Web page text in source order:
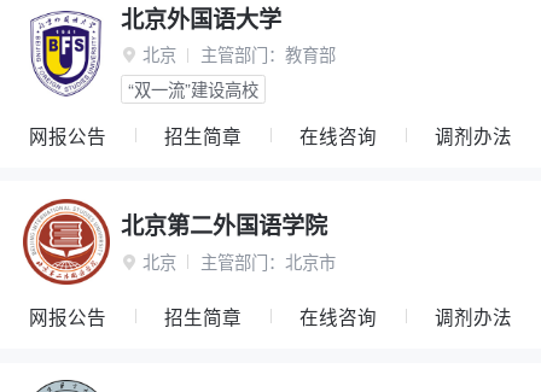
北京外国语大学
 北京 主管部门： 教育部
“双一流”建设高校
网报公告 招生简章 在线咨询 调剂办法
北京第二外国语学院
 北京 主管部门： 北京市
网报公告 招生简章 在线咨询 调剂办法